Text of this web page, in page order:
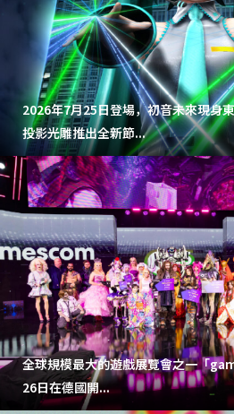
2026年7月25日登場，初音未來現身
投影光雕推出全新節...
全球規模最大的遊戲展覽會之一「
26日在德國開...